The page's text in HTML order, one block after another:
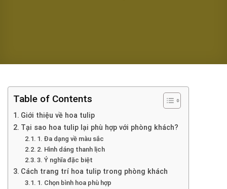
Table of Contents
Giới thiệu về hoa tulip
Tại sao hoa tulip lại phù hợp với phòng khách?
1. Đa dạng về màu sắc
2. Hình dáng thanh lịch
3. Ý nghĩa đặc biệt
Cách trang trí hoa tulip trong phòng khách
1. Chọn bình hoa phù hợp